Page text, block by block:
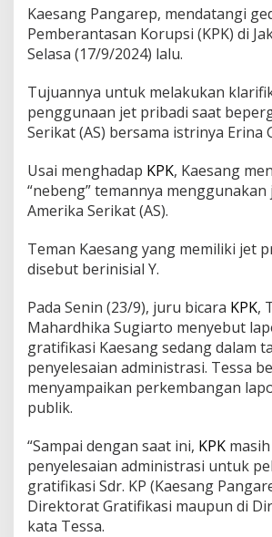
Kaesang Pangarep, mendatangi
Pemberantasan Korupsi (KPK) di
Selasa (17/9/2024) lalu.
Tujuannya untuk melakukan
penggunaan jet pribadi saat
Serikat (AS) bersama istrinya Erina
Usai menghadap KPK, Kaesang
“nebeng” temannya
Amerika Serikat (AS).
Teman Kaesang yang memiliki jet
disebut berinisial Y.
Pada Senin (23/9), juru bicara KPK,
Mahardhika Sugiarto menyebut
gratifikasi Kaesang sedang dalam
penyelesaian administrasi. Tessa
menyampaikan perkembangan
publik.
“Sampai dengan saat ini, KPK
penyelesaian administrasi untuk
gratifikasi Sdr. KP (Kaesang
Direktorat Gratifikasi maupun di
kata Tessa.